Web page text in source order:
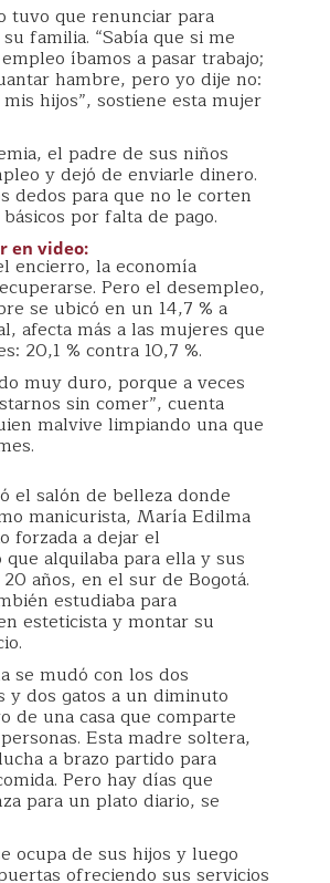
tuvo que renunciar para
familia. “Sabía que si me
íbamos a pasar trabajo;
hambre, pero yo dije no:
hijos”, sostiene esta mujer
el padre de sus niños
y dejó de enviarle dinero.
dedos para que no le corten
por falta de pago.
en video:
encierro, la economía
Pero el desempleo,
se ubicó en un 14,7 % a
afecta más a las mujeres que
20,1 % contra 10,7 %.
muy duro, porque a veces
sin comer”, cuenta
malvive limpiando una que
el salón de belleza donde
manicurista, María Edilma
forzada a dejar el
alquilaba para ella y sus
años, en el sur de Bogotá.
estudiaba para
esteticista y montar su
se mudó con los dos
y dos gatos a un diminuto
de una casa que comparte
Esta madre soltera,
a brazo partido para
Pero hay días que
para un plato diario, se
ocupa de sus hijos y luego
ofreciendo sus servicios